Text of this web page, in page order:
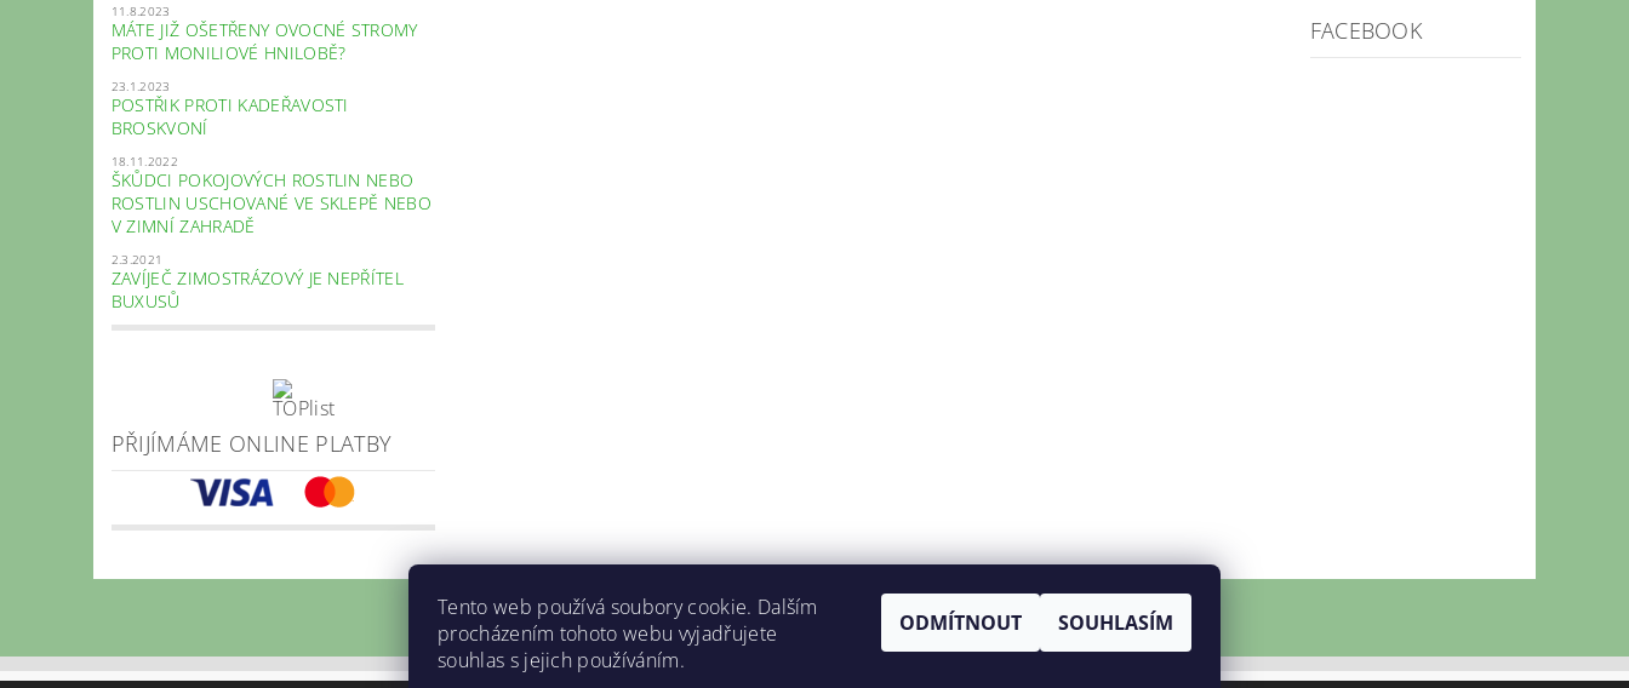
11.8.2023
MÁTE JIŽ OŠETŘENY OVOCNÉ STROMY
PROTI MONILIOVÉ HNILOBĚ?
23.1.2023
POSTŘIK PROTI KADEŘAVOSTI
BROSKVONÍ
18.11.2022
ŠKŮDCI POKOJOVÝCH ROSTLIN NEBO
ROSTLIN USCHOVANÉ VE SKLEPĚ NEBO
V ZIMNÍ ZAHRADĚ
2.3.2021
ZAVÍJEČ ZIMOSTRÁZOVÝ JE NEPŘÍTEL
BUXUSŮ
PŘIJÍMÁME ONLINE PLATBY
FACEBOOK
Tento web používá soubory cookie. Dalším
procházením tohoto webu vyjadřujete
souhlas s jejich používáním.
ODMÍTNOUT SOUHLASÍM